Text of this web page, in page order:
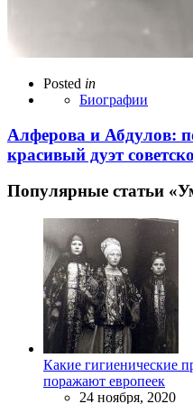
Posted in
Биографии
Алферова и Абдулов:
красивый дуэт
Популярные статьи
Какие гигиенические
поражают европеек
24 ноября, 2020